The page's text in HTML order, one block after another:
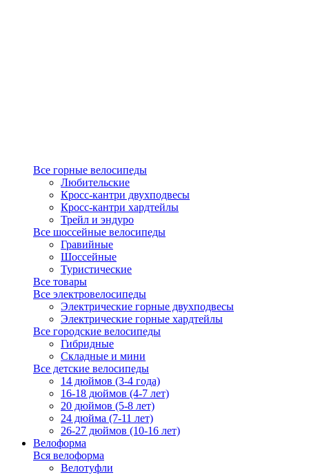
Все горные велосипеды
Любительские
Кросс-кантри двухподвесы
Кросс-кантри хардтейлы
Трейл и эндуро
Все шоссейные велосипеды
Гравийные
Шоссейные
Туристические
Все товары
Все электровелосипеды
Электрические горные двухподвесы
Электрические горные хардтейлы
Все городские велосипеды
Гибридные
Складные и мини
Все детские велосипеды
14 дюймов (3-4 года)
16-18 дюймов (4-7 лет)
20 дюймов (5-8 лет)
24 дюйма (7-11 лет)
26-27 дюймов (10-16 лет)
Велоформа
Вся велоформа
Велотуфли